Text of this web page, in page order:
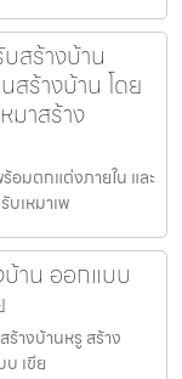
สร้างบ้าน
ร้างบ้าน โดย
มาสร้าง
อมตกแต่งภายใน และ
บเหมาเพ
บ้าน ออกแบบ
ร้างบ้านหรู สร้าง
เขีย